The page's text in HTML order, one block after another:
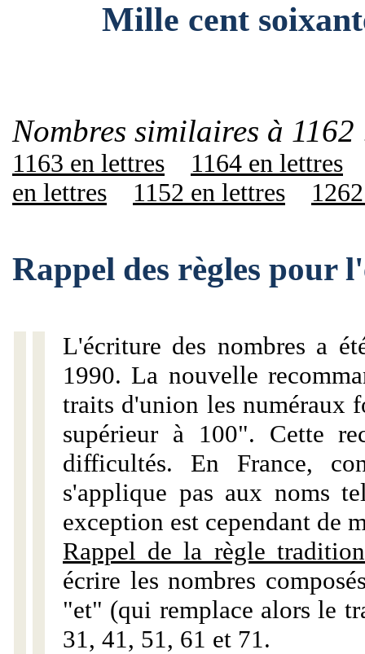
Mille cent
Nombres similaires à 1162
1163 en lettres
1164 en lettres
en lettres
1152 en lettres
Rappel des règles pour
L'écriture des nombres a
1990. La nouvelle
traits d'union les numéraux
supérieur à 100". Cette
difficultés. En France,
s'applique pas aux noms
exception est cependant de
Rappel de la règle
écrire les nombres
"et" (qui remplace alors le
31, 41, 51, 61 et 71.